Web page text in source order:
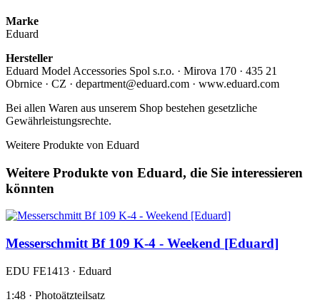
Marke
Eduard
Hersteller
Eduard Model Accessories Spol s.r.o. · Mirova 170 · 435 21
Obrnice · CZ · department@eduard.com · www.eduard.com
Bei allen Waren aus unserem Shop bestehen gesetzliche
Gewährleistungsrechte.
Weitere Produkte von Eduard
Weitere Produkte von Eduard, die Sie interessieren
könnten
Messerschmitt Bf 109 K-4 - Weekend [Eduard]
EDU FE1413 · Eduard
1:48 · Photoätzteilsatz